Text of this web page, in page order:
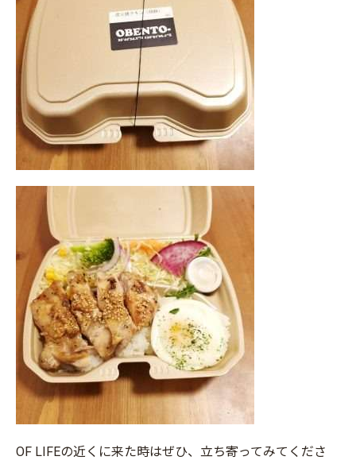
OF LIFEの近くに来た時はぜひ、立ち寄ってみてくださ